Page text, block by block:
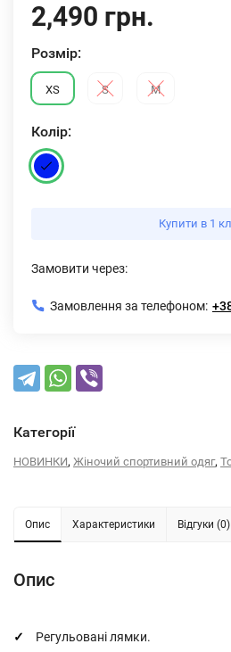
2,490 грн.
Розмiр:
XS S M
Колiр:
Купити в 1
Замовити через:
Замовлення за телефоном:
Категорії
НОВИНКИ, Жіночий спортивний одяг,
Опис Характеристики Відгуки (0)
Опис
Регульовані лямки.